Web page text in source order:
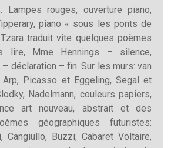
Lampes rouges, ouverture piano,
piano « sous les ponts de
traduit vite quelques poèmes
lire, Mme Hennings – silence,
déclaration – fin. Sur les murs: van
Picasso et Eggeling, Segal et
Nadelmann, couleurs papiers,
art nouveau, abstrait et des
géographiques futuristes:
Cangiullo, Buzzi; Cabaret Voltaire,